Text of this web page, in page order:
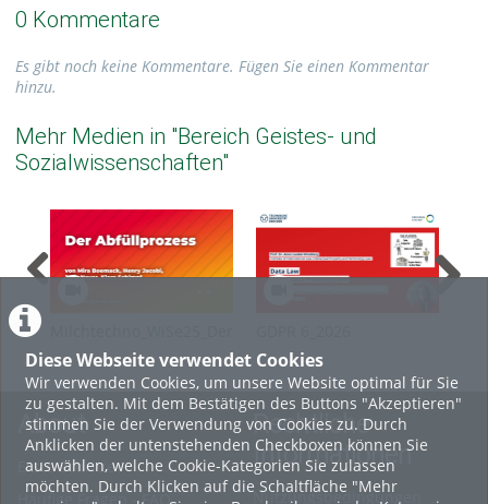
Diese Webseite verwendet Cookies
Wir verwenden Cookies, um unsere Website optimal für Sie
zu gestalten. Mit dem Bestätigen des Buttons "Akzeptieren"
stimmen Sie der Verwendung von Cookies zu. Durch
Anklicken der untenstehenden Checkboxen können Sie
auswählen, welche Cookie-Kategorien Sie zulassen
möchten. Durch Klicken auf die Schaltfläche "Mehr
0 Kommentare
Es gibt noch keine Kommentare. Fügen Sie einen Kommentar
hinzu.
Mehr Medien in "Bereich Geistes- und
Sozialwissenschaften"
Abfüllprozess
About
Erste Schritte
Häufige Fragen - FAQ
Rechtliche
Informationen
Nutzungsbedingungen